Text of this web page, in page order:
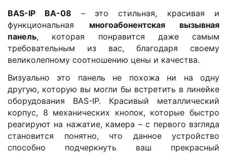
BAS-IP BA-08 – это стильная, красивая и
функциональная многоабонентская вызывная
панель, которая понравится даже самым
требовательным из вас, благодаря своему
великолепному соотношению цены и качества.
Визуально это панель не похожа ни на одну
другую, которую вы могли бы встретить в линейке
оборудования BAS-IP. Красивый металлический
корпус, 8 механических кнопок, которые быстро
реагируют на нажатие, камера – с первого взгляда
становится понятно, что данное устройство
способно подчеркнуть ваш прекрасный